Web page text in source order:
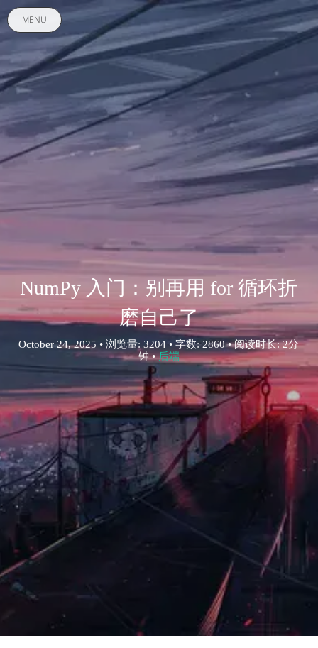
MENU
NumPy 入门：别再用 for 循环折
磨自己了
October 24, 2025 • 浏览量: 3204 • 字数: 2860 • 阅读时长: 2分
钟 •后端